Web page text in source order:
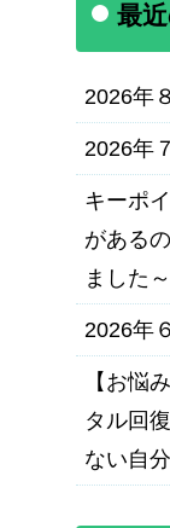
最
2026年
2026年
キーポ
がある
ました
2026年
【お悩
タル回
ない自